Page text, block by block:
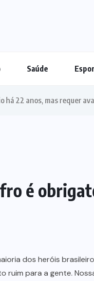
Saúde
há 22 anos, mas requer
é
dos heróis
ruim para a gente.